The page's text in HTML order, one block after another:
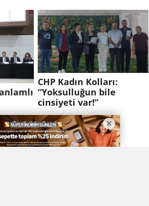
CHP Kadın Kolları:
“Yoksulluğun bile
cinsiyeti var!”